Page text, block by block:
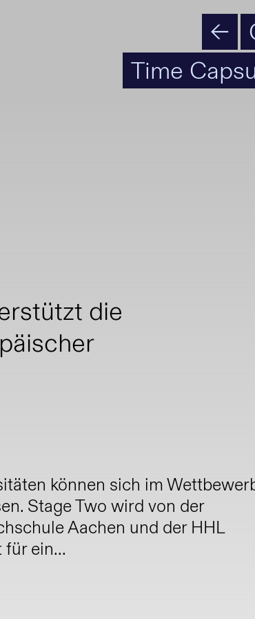
←
Time
die
können sich im
Stage Two wird von der
Aachen und der HHL
ein...